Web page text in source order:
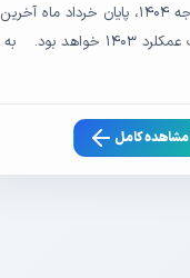
با توجه به مفاد قانون بودجه ۱۴۰۴، پایان خرداد ماه آخرین
مهلت ارائه اظهارنامه مالیات عمکلرد ۱۴۰۳ خواهد بود. به
مشاهده کامل